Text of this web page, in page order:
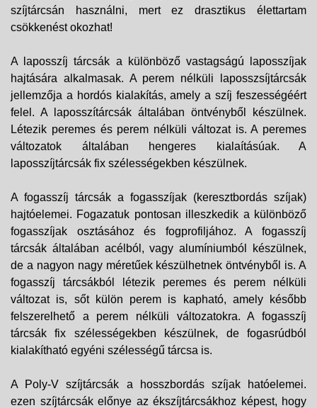
szíjtárcsán használni, mert ez drasztikus élettartam
csökkenést okozhat!
A laposszíj tárcsák a különböző vastagságú laposszíjak
hajtására alkalmasak. A perem nélküli laposszsíjtárcsák
jellemzőja a hordós kialakítás, amely a szíj feszességéért
felel. A laposszítárcsák általában öntvényből készülnek.
Létezik peremes és perem nélküli változat is. A peremes
változatok általában hengeres kialaításúak. A
laposszíjtárcsák fix szélességekben készülnek.
A fogasszíj tárcsák a fogasszíjak (keresztbordás szíjak)
hajtóelemei. Fogazatuk pontosan illeszkedik a különböző
fogasszíjak osztásához és fogprofiljához. A fogasszíj
tárcsák általában acélból, vagy alumíniumból készülnek,
de a nagyon nagy méretűek készülhetnek öntvényből is. A
fogasszíj tárcsákból létezik peremes és perem nélküli
változat is, sőt külön perem is kapható, amely később
felszerelhető a perem nélküli változatokra. A fogasszíj
tárcsák fix szélességekben készülnek, de fogasrúdból
kialakítható egyéni szélességű tárcsa is.
A Poly-V szíjtárcsák a hosszbordás szíjak hatóelemei.
ezen szíjtárcsák előnye az ékszíjtárcsákhoz képest, hogy